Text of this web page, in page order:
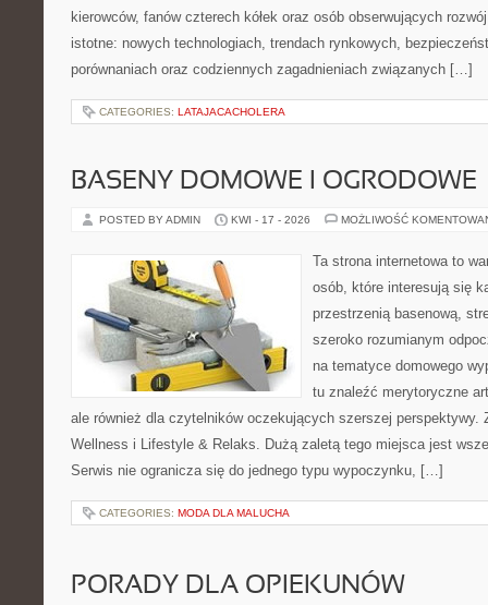
kierowców, fanów czterech kółek oraz osób obserwujących
istotne: nowych technologiach, trendach rynkowych,
porównaniach oraz codziennych zagadnieniach związanych […]
CATEGORIES: LATAJACACHOLERA
BASENY DOMOWE I OGRODOWE
POSTED BY ADMIN KWI - 17 - 2026 MOŻLIWOŚĆ
Ta strona internetowa to
osób, które interesują się
przestrzenią basenową,
szeroko rozumianym
na tematyce domowego
tu znaleźć merytoryczne
ale również dla czytelników oczekujących szerszej perspektywy.
Wellness i Lifestyle & Relaks. Dużą zaletą tego miejsca jest
Serwis nie ogranicza się do jednego typu wypoczynku, […]
CATEGORIES: MODA DLA MALUCHA
PORADY DLA OPIEKUNÓW